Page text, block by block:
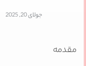
جولای 20, 2025
مقدمه